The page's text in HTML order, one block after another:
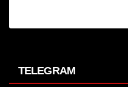
TELEGRAM